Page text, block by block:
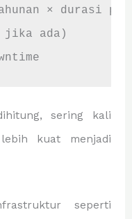
× durasi
jika ada)
sering kali
kuat menjadi
seperti